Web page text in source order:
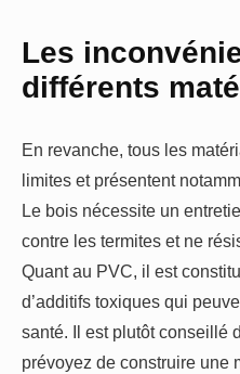
Les
différents
En revanche, tous les
limites et présentent
Le bois nécessite un
contre les termites et ne
Quant au PVC, il est
d’additifs toxiques qui
santé. Il est plutôt conseillé
prévoyez de construire une